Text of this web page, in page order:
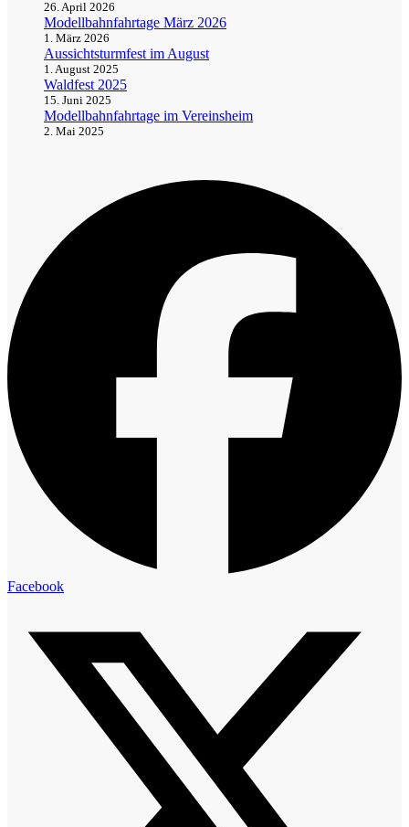
26. April 2026
Modellbahnfahrtage März 2026
1. März 2026
Aussichtsturmfest im August
1. August 2025
Waldfest 2025
15. Juni 2025
Modellbahnfahrtage im Vereinsheim
2. Mai 2025
Facebook